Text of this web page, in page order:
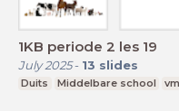
1KB periode 2 les 19
July 2025- 13 slides
Duits Middelbare school